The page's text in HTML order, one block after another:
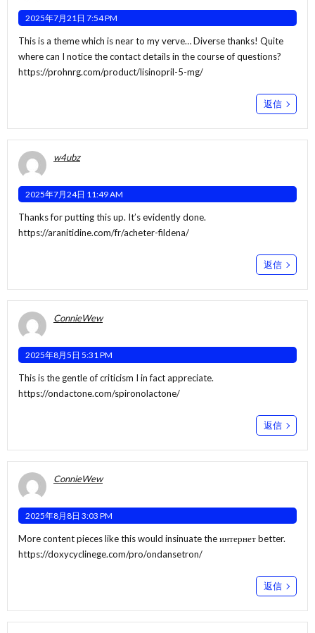
2025年7月21日 7:54 PM
This is a theme which is near to my verve… Diverse thanks! Quite
where can I notice the contact details in the course of questions?
https://prohnrg.com/product/lisinopril-5-mg/
返信
w4ubz
2025年7月24日 11:49 AM
Thanks for putting this up. It’s evidently done.
https://aranitidine.com/fr/acheter-fildena/
返信
ConnieWew
2025年8月5日 5:31 PM
This is the gentle of criticism I in fact appreciate.
https://ondactone.com/spironolactone/
返信
ConnieWew
2025年8月8日 3:03 PM
More content pieces like this would insinuate the интернет better.
https://doxycyclinege.com/pro/ondansetron/
返信